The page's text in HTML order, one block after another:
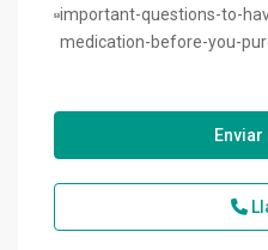
important-questions-to-
medication-before-you-